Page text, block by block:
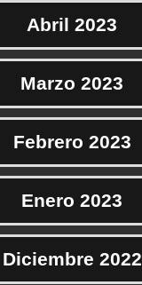
Abril 2023
Marzo 2023
Febrero 2023
Enero 2023
Diciembre 2022